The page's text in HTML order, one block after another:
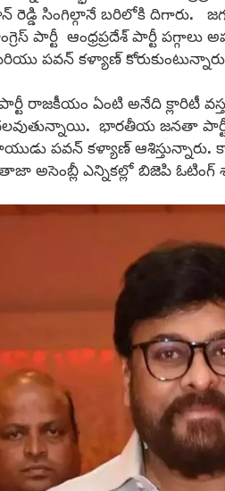
రెడ్డి సింగిల్గానే బరిలోకి దిగారు.
పార్టీ ఆంధ్రప్రదేశ్ పార్టీ
పవన్ కళ్యాణ్
రాజకీయం ఏంటి అనేది క్లారిటీ
భారతీయ జనతా పార్టీ
పవన్ కళ్యాణ్ ఆశిస్తున్నారు.
ఎన్నికల్లో బిజెపి ఓటింగ్